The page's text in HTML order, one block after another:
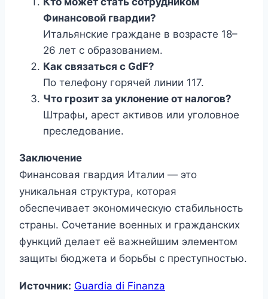
Финансовой гвардии?
Итальянские граждане в возрасте 18–
26 лет с образованием.
Как связаться с GdF?
По телефону горячей линии 117.
Что грозит за уклонение от налогов?
Штрафы, арест активов или уголовное
преследование.
Заключение
Финансовая гвардия Италии — это
уникальная структура, которая
обеспечивает экономическую стабильность
страны. Сочетание военных и гражданских
функций делает её важнейшим элементом
защиты бюджета и борьбы с преступностью.
Источник: Guardia di Finanza